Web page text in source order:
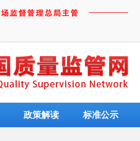
政策解读 标准公示